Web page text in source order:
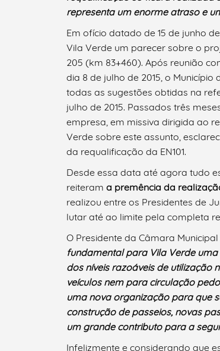
Filtros
representa um enorme atraso e
Em ofício datado de 15 de junho
Vila Verde um parecer sobre o
205 (km 83+460). Após reunião
dia 8 de julho de 2015, o
todas as sugestões obtidas na
julho de 2015. Passados três
empresa, em missiva dirigida ao
Verde sobre este assunto,
da requalificação da EN101.
Desde essa data até agora tudo
reiteram a premência da
realizou entre os Presidentes de
lutar até ao limite pela completa
O Presidente da Câmara
fundamental para Vila Verde
dos níveis razoáveis de utilização
veículos nem para circulação
uma nova organização para que
construção de passeios, novas
um grande contributo para a
Infelizmente e considerando que